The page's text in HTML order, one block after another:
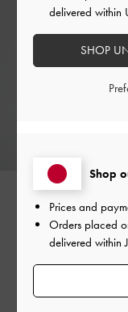
シンガポール出身
兄弟は、1996年に
KEITH（チャール
Shop
Prices and
Orders placed
delivered within
delivered within
SHOP